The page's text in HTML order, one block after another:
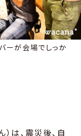
ーが会場でしっか
は、震災後、自